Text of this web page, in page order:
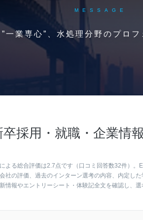
MESSAGE
”一業専心”、水処理分野のプロ
採用・就職・企業情報
よる総合評価は2.7点です（口コミ回答数32件）
社の評価、過去のインターン選考の内容、内定し
情報やエントリーシート・体験記全文を確認し、選